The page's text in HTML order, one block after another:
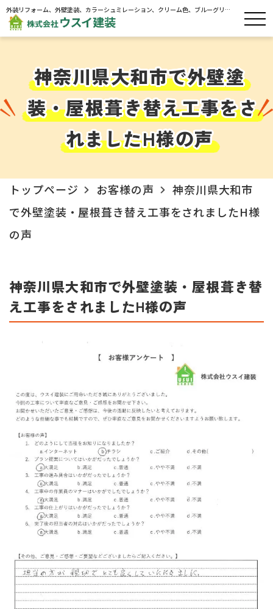
外装リフォーム、外壁塗装、カラーシュミレーション、クリーム色、ブルーグリ
ーン、屋根葺き替え工事、神奈川県大和市、ウスイ建装 お客様の声
神奈川県大和市で外壁塗
装・屋根葺き替え工事をさ
れましたH様の声
トップページ お客様の声
神奈川県大和市
で外壁塗装・屋根葺き替え工事をされましたH様
の声
神奈川県大和市で外壁塗装・屋根葺き替
え工事をされましたH様の声